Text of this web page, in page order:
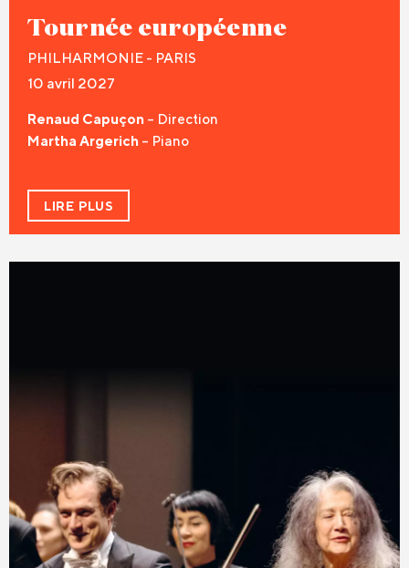
Tournée européenne
PHILHARMONIE - PARIS
10 avril 2027
Renaud Capuçon – Direction
Martha Argerich – Piano
LIRE PLUS